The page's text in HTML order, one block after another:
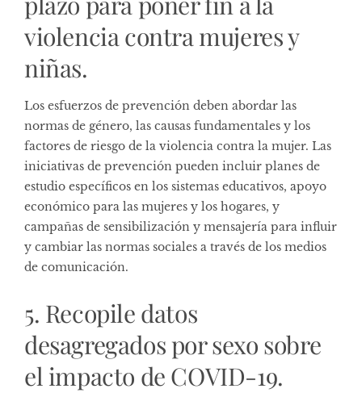
violencia contra mujeres y
niñas.
Los esfuerzos de prevención deben abordar las
normas de género, las causas fundamentales y los
factores de riesgo de la violencia contra la mujer. Las
iniciativas de prevención pueden incluir planes de
estudio específicos en los sistemas educativos, apoyo
económico para las mujeres y los hogares, y
campañas de sensibilización y mensajería para influir
y cambiar las normas sociales a través de los medios
de comunicación.
5. Recopile datos
desagregados por sexo sobre
el impacto de COVID-19.